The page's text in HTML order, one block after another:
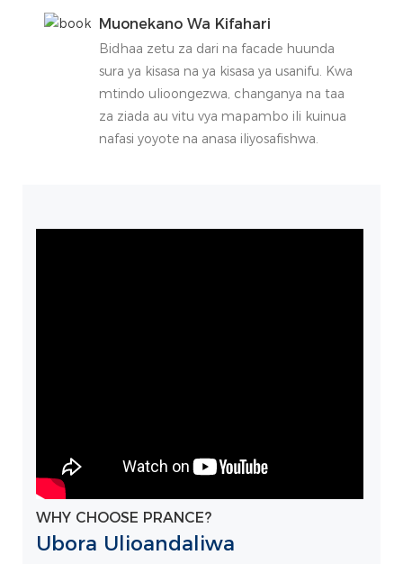
Muonekano Wa Kifahari
Bidhaa zetu za dari na facade huunda
sura ya kisasa na ya kisasa ya usanifu. Kwa
mtindo ulioongezwa, changanya na taa
za ziada au vitu vya mapambo ili kuinua
nafasi yoyote na anasa iliyosafishwa.
WHY CHOOSE PRANCE?
Ubora Ulioandaliwa